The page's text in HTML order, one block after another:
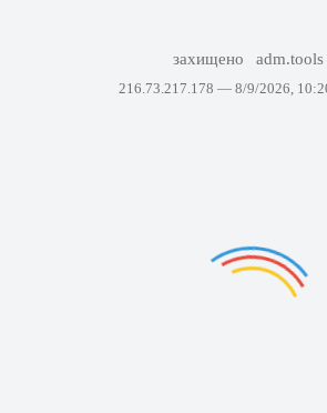
захищено adm.tools
216.73.217.178 — 8/9/2026,